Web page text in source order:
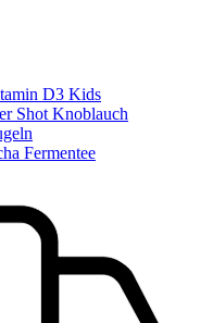
D3 Kids
Shot Knoblauch
Fermentee